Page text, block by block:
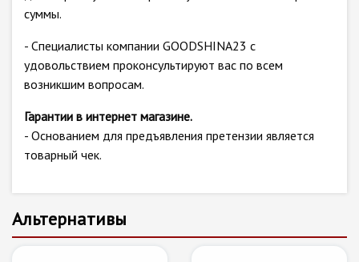
суммы.
- Специалисты компании GOODSHINA23 с
удовольствием проконсультируют вас по всем
возникшим вопросам.
Гарантии в интернет магазине.
- Основанием для предъявления претензии является
товарный чек.
Альтернативы